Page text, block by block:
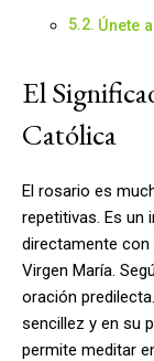
Únete
El
Católica
El rosario es
repetitivas. Es
directamente
Virgen María.
oración
sencillez y en su
permite meditar